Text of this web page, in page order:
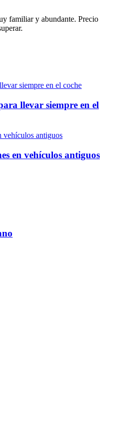
familiar y abundante. Precio
llevar siempre en el
en vehículos antiguos